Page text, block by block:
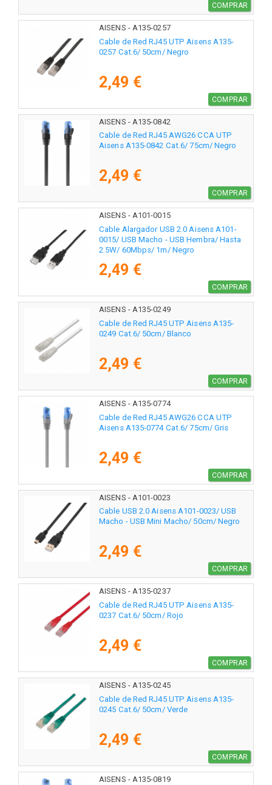
COMPRAR
AISENS - A135-0257
Cable de Red RJ45 UTP Aisens A135-
0257 Cat.6/ 50cm/ Negro
2,49 €
COMPRAR
AISENS - A135-0842
Cable de Red RJ45 AWG26 CCA UTP
Aisens A135-0842 Cat.6/ 75cm/ Negro
2,49 €
COMPRAR
AISENS - A101-0015
Cable Alargador USB 2.0 Aisens A101-
0015/ USB Macho - USB Hembra/ Hasta
2.5W/ 60Mbps/ 1m/ Negro
2,49 €
COMPRAR
AISENS - A135-0249
Cable de Red RJ45 UTP Aisens A135-
0249 Cat.6/ 50cm/ Blanco
2,49 €
COMPRAR
AISENS - A135-0774
Cable de Red RJ45 AWG26 CCA UTP
Aisens A135-0774 Cat.6/ 75cm/ Gris
2,49 €
COMPRAR
AISENS - A101-0023
Cable USB 2.0 Aisens A101-0023/ USB
Macho - USB Mini Macho/ 50cm/ Negro
2,49 €
COMPRAR
AISENS - A135-0237
Cable de Red RJ45 UTP Aisens A135-
0237 Cat.6/ 50cm/ Rojo
2,49 €
COMPRAR
AISENS - A135-0245
Cable de Red RJ45 UTP Aisens A135-
0245 Cat.6/ 50cm/ Verde
2,49 €
COMPRAR
AISENS - A135-0819